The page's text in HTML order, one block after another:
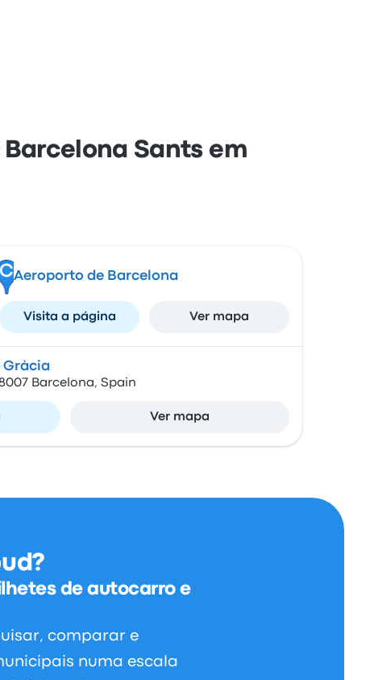
Sants em
CAeroporto de Barcelona
Visita a página Ver mapa
Gràcia
Barcelona, Spain
Ver mapa
de autocarro e
comparar e
numa escala